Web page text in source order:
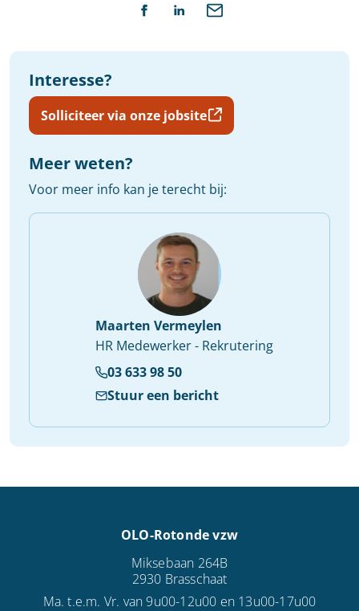
Interesse?
Solliciteer via onze jobsite
Meer weten?
Voor meer info kan je terecht bij:
Maarten Vermeylen
HR Medewerker - Rekrutering
03 633 98 50
Stuur een bericht
OLO-Rotonde vzw
Miksebaan 264B
2930 Brasschaat
Ma. t.e.m. Vr. van 9u00-12u00 en 13u00-17u00